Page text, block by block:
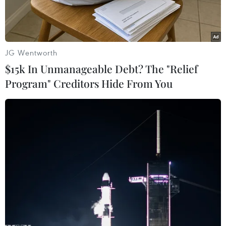
Các đối tượng tham gia cá cược đá gà qua mạng bị bắt giữ.
(Ảnh: Thanh Tân/TTXVN)
Công an huyện Tân Châu (tỉnh Tây Ninh) cho
biết đang điều tra, làm rõ hành vi tổ chức cho
hàng chục người tham gia đánh bạc với hình
thức đá gà qua mạng.
Vào khoảng gần 14h ngày 14/12, Đội Cảnh sát
JG Wentworth
$15k In Unmanageable Debt? The "Relief
Program" Creditors Hide From You